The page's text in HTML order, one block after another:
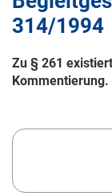
314/1994
Zu § 261
Kommentierung.